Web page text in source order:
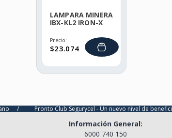
LAMPARA MINERA
IBX-KL2 IRON-X
Precio:
$23.074
Pronto Club Segurycel - Un nuevo nivel de beneficios /
Información General:
6000 740 150